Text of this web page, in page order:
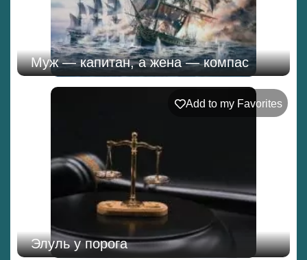
Муж — капитан, а жена — компас
Add to my Favorites
Элуль у порога